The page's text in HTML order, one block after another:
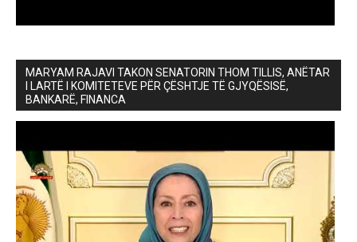
MARYAM RAJAVI TAKON SENATORIN THOM TILLIS, ANËTAR
I LARTË I KOMITETEVE PËR ÇËSHTJE TË GJYQËSISË,
BANKARË, FINANCA